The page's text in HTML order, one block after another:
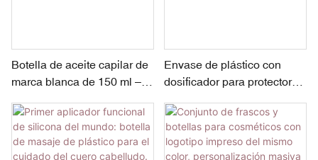
Botella de aceite capilar de
marca blanca de 150 ml – 8
Dispensador giratorio |
Tapa con peine de PP | 50
mm de diámetro
Envase de plástico con
dosificador para protector
de doble capa.